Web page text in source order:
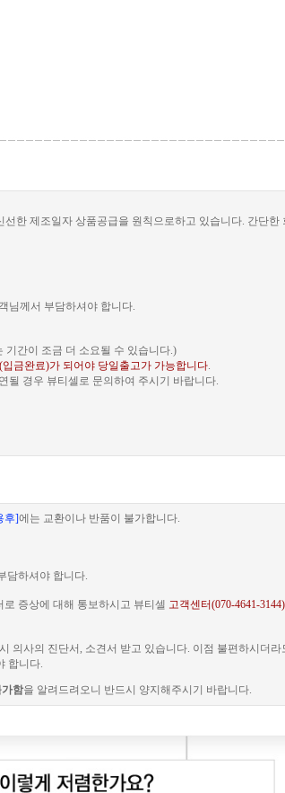
한 제조일자 상품공급을 원칙으로하고 있습니다. 간단한
님께서 부담하셔야 합니다.
기간이 조금 더 소요될 수 있습니다.)
금완료)가 되어야 당일출고가 가능합니다.
될 경우 뷰티셀로 문의하여 주시기 바랍니다.
후]에는 교환이나 반품이 불가합니다.
담하셔야 합니다.
증상에 대해 통보하시고 뷰티셀 고객센터(070-4641-3144)
의사의 진단서, 소견서 받고 있습니다. 이점 불편하시더라
합니다.
함을 알려드려오니 반드시 양지해주시기 바랍니다.